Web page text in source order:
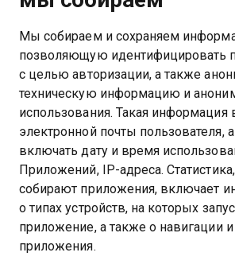
Мы собираем и сохраняем
позволяющую идентифицировать
с целью авторизации, а также
техническую информацию и
использования. Такая информация
электронной почты пользователя,
включать дату и время
Приложений, IP-адреса.
собирают приложения, включает
о типах устройств, на которых
приложение, а также о навигации
приложения.